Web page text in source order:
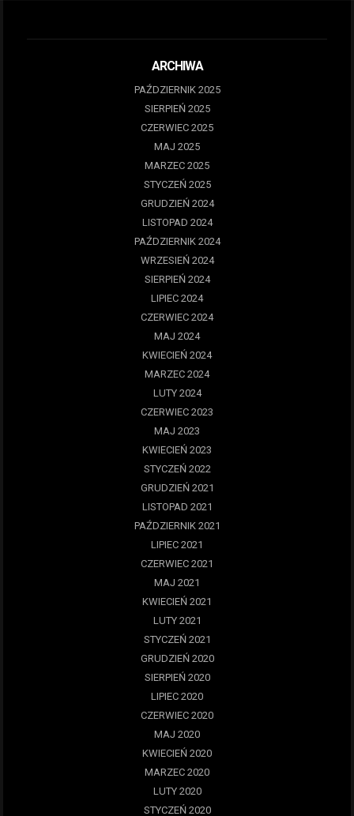
ARCHIWA
PAŹDZIERNIK 2025
SIERPIEŃ 2025
CZERWIEC 2025
MAJ 2025
MARZEC 2025
STYCZEŃ 2025
GRUDZIEŃ 2024
LISTOPAD 2024
PAŹDZIERNIK 2024
WRZESIEŃ 2024
SIERPIEŃ 2024
LIPIEC 2024
CZERWIEC 2024
MAJ 2024
KWIECIEŃ 2024
MARZEC 2024
LUTY 2024
CZERWIEC 2023
MAJ 2023
KWIECIEŃ 2023
STYCZEŃ 2022
GRUDZIEŃ 2021
LISTOPAD 2021
PAŹDZIERNIK 2021
LIPIEC 2021
CZERWIEC 2021
MAJ 2021
KWIECIEŃ 2021
LUTY 2021
STYCZEŃ 2021
GRUDZIEŃ 2020
SIERPIEŃ 2020
LIPIEC 2020
CZERWIEC 2020
MAJ 2020
KWIECIEŃ 2020
MARZEC 2020
LUTY 2020
STYCZEŃ 2020